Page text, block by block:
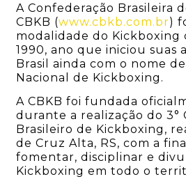
A Confederação Brasileira
CBKB (www.cbkb.com.br)
modalidade do Kickboxing
1990, ano que iniciou suas
Brasil ainda com o nome de
Nacional de Kickboxing.
A CBKB foi fundada
durante a realização do 3°
Brasileiro de Kickboxing,
de Cruz Alta, RS, com a
fomentar, disciplinar e
Kickboxing em todo o